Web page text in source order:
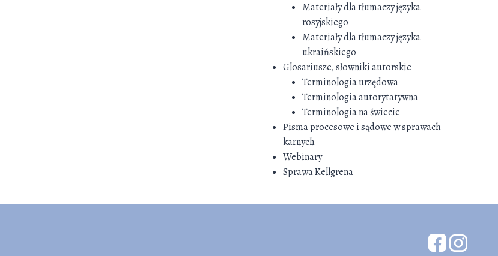
Materiały dla tłumaczy języka
rosyjskiego
Materiały dla tłumaczy języka
ukraińskiego
Glosariusze, słowniki autorskie
Terminologia urzędowa
Terminologia autorytatywna
Terminologia na świecie
Pisma procesowe i sądowe w sprawach
karnych
Webinary
Sprawa Kellgrena